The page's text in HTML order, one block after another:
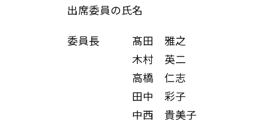
出席委員の氏名
委員長 髙田 雅之
木村 英二
高橋 仁志
田中 彩子
中西 貴美子